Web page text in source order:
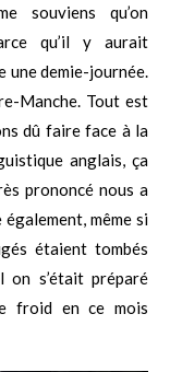
souviens qu’on
qu’il y aurait
une demie-journée.
Manche. Tout est
dû faire face à la
anglais, ça
prononcé nous a
même si
étaient tombés
on s’était préparé
froid en ce mois